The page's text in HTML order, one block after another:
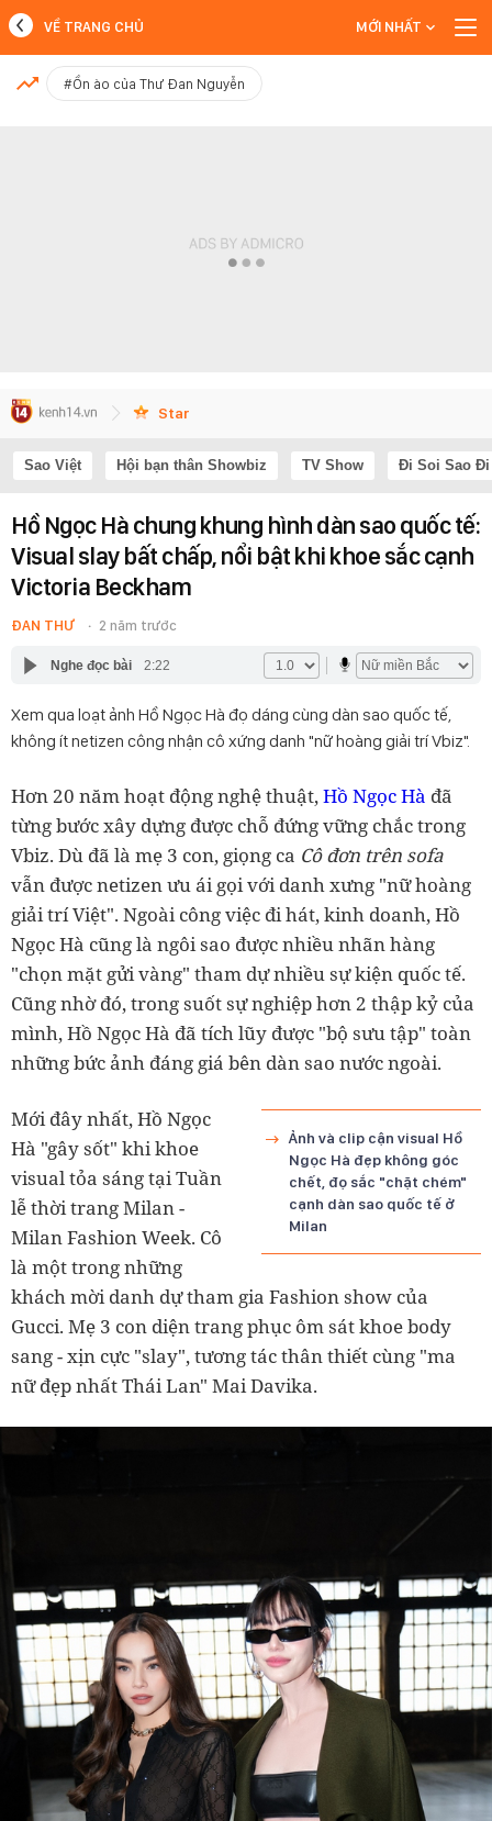
MỚI NHẤT
VỀ TRANG CHỦ MỚI NHẤT
#Ồn ào của Thư Đan Nguyễn
Star
Sao Việt Hội bạn thân Showbiz TV Show Đi Soi Sao Đi
Hồ Ngọc Hà chung khung hình dàn sao quốc tế:
Visual slay bất chấp, nổi bật khi khoe sắc cạnh
Victoria Beckham
ĐAN THƯ 2 năm trước
Nghe đọc bài 2:22
Xem qua loạt ảnh Hồ Ngọc Hà đọ dáng cùng dàn sao quốc tế,
không ít netizen công nhận cô xứng danh "nữ hoàng giải trí Vbiz".
Hơn 20 năm hoạt động nghệ thuật,Hồ Ngọc Hà đã
từng bước xây dựng được chỗ đứng vững chắc trong
Vbiz. Dù đã là mẹ 3 con, giọng ca Cô đơn trên sofa
vẫn được netizen ưu ái gọi với danh xưng "nữ hoàng
giải trí Việt". Ngoài công việc đi hát, kinh doanh, Hồ
Ngọc Hà cũng là ngôi sao được nhiều nhãn hàng
"chọn mặt gửi vàng" tham dự nhiều sự kiện quốc tế.
Cũng nhờ đó, trong suốt sự nghiệp hơn 2 thập kỷ của
mình, Hồ Ngọc Hà đã tích lũy được "bộ sưu tập" toàn
những bức ảnh đáng giá bên dàn sao nước ngoài.
Ảnh và clip cận visual Hồ
Ngọc Hà đẹp không góc
chết, đọ sắc "chặt chém"
cạnh dàn sao quốc tế ở
Milan
Mới đây nhất, Hồ Ngọc
Hà "gây sốt" khi khoe
visual tỏa sáng tại Tuần
lễ thời trang Milan -
Milan Fashion Week. Cô
là một trong những
khách mời danh dự tham gia Fashion show của
Gucci. Mẹ 3 con diện trang phục ôm sát khoe body
sang - xịn cực "slay", tương tác thân thiết cùng "ma
nữ đẹp nhất Thái Lan" Mai Davika.